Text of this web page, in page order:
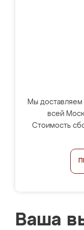
Мы
всей
Стоимость
Ваша